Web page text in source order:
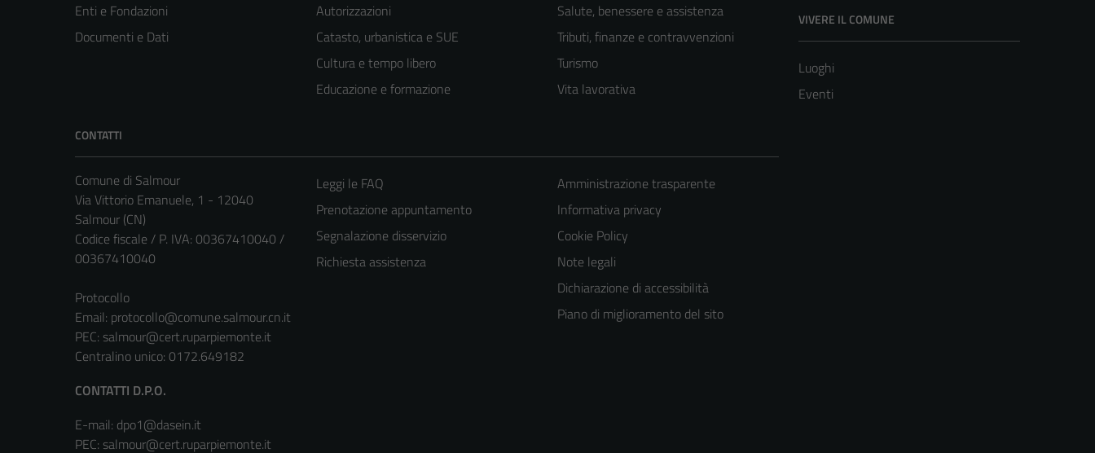
Enti e Fondazioni
Documenti e Dati
Autorizzazioni
Catasto, urbanistica e SUE
Cultura e tempo libero
Educazione e formazione
Salute, benessere e assistenza
Tributi, finanze e contravvenzioni
Turismo
Vita lavorativa
VIVERE IL COMUNE
Luoghi
Eventi
CONTATTI
Comune di Salmour
Via Vittorio Emanuele, 1 - 12040
Salmour (CN)
Codice fiscale / P. IVA: 00367410040 /
00367410040
Protocollo
Email: protocollo@comune.salmour.cn.it
PEC: salmour@cert.ruparpiemonte.it
Centralino unico: 0172.649182
CONTATTI D.P.O.
E-mail: dpo1@dasein.it
PEC: salmour@cert.ruparpiemonte.it
Leggi le FAQ
Prenotazione appuntamento
Segnalazione disservizio
Richiesta assistenza
Amministrazione trasparente
Informativa privacy
Cookie Policy
Note legali
Dichiarazione di accessibilità
Piano di miglioramento del sito